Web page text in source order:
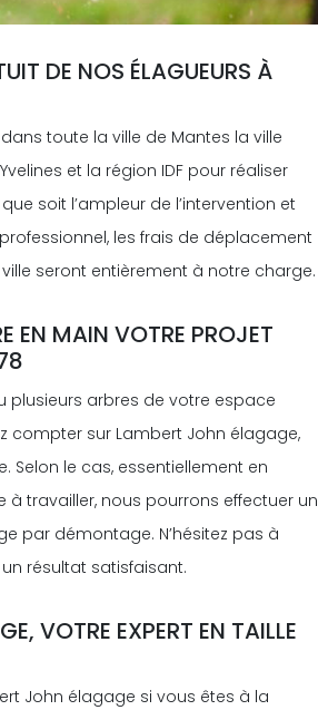
DE NOS ÉLAGUEURS À
toute la ville de Mantes la ville
et la région IDF pour réaliser
soit l’ampleur de l’intervention et
les frais de déplacement
seront entièrement à notre charge.
EN MAIN VOTRE PROJET
plusieurs arbres de votre espace
compter sur Lambert John élagage,
Selon le cas, essentiellement en
travailler, nous pourrons effectuer un
par démontage. N’hésitez pas à
résultat satisfaisant.
VOTRE EXPERT EN TAILLE
John élagage si vous êtes à la